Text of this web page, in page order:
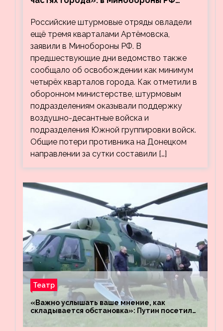
кварталов Артёмовска
Российские штурмовые отряды овладели
ещё тремя кварталами Артёмовска,
заявили в Минобороны РФ. В
предшествующие дни ведомство также
сообщало об освобождении как минимум
четырёх кварталов города. Как отметили в
оборонном министерстве, штурмовым
подразделениям оказывали поддержку
воздушно-десантные войска и
подразделения Южной группировки войск.
Общие потери противника на Донецком
направлении за сутки составили […]
Театр
«Важно услышать ваше мнение, как
складывается обстановка»: Путин посетил
«Восток»